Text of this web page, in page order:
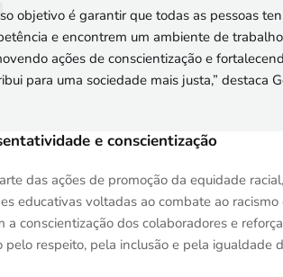
objetivo é garantir que todas as pessoas
e encontrem um ambiente de
ações de conscientização e
para uma sociedade mais justa,” destaca
e conscientização
das ações de promoção da equidade
educativas voltadas ao combate ao
a conscientização dos colaboradores e
pelo respeito, pela inclusão e pela igualdade